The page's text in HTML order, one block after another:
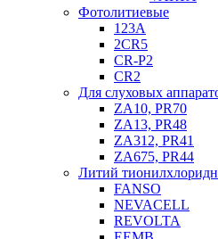
Фотолитиевые
123A
2CR5
CR-P2
CR2
Для слуховых
ZA10, PR70
ZA13, PR48
ZA312, PR41
ZA675, PR44
Литий
FANSO
NEVACELL
REVOLTA